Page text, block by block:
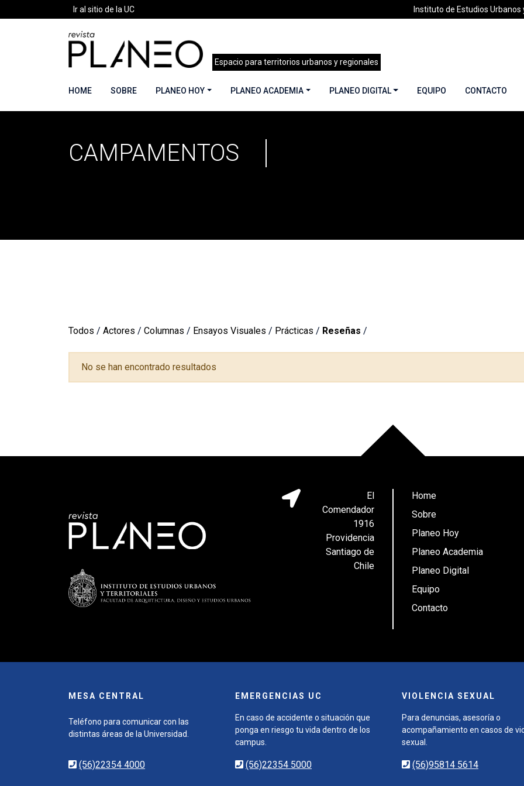
Ir al sitio de la UC Instituto de Estudios Urbanos
Espacio para territorios urbanos y regionales
HOME SOBRE PLANEO HOY PLANEO ACADEMIA PLANEO DIGITAL EQUIPO CONTACTO
Portada » Campamentos
CAMPAMENTOS
Todos / Actores / Columnas / Ensayos Visuales / Prácticas / Reseñas /
No se han encontrado resultados
El
Comendador
1916
Providencia
Santiago de
Chile
Home
Sobre
Planeo Hoy
Planeo Academia
Planeo Digital
Equipo
Contacto
MESA CENTRAL
Teléfono para comunicar con las
distintas áreas de la Universidad.
(56)22354 4000
EMERGENCIAS UC
En caso de accidente o situación que
ponga en riesgo tu vida dentro de los
campus.
(56)22354 5000
VIOLENCIA SEXUAL
Para denuncias, asesoría o
acompañamiento en casos de
sexual.
(56)95814 5614